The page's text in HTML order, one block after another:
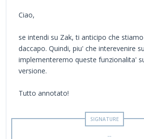
Ciao,
se intendi su Zak, ti anticipo che
daccapo. Quindi, piu' che interevenire
implementeremo queste funzionalita'
versione.
Tutto annotato!
--